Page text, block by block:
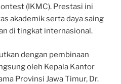
(IKMC). Prestasi ini
akademik serta daya saing
di tingkat internasional.
dengan pembinaan
oleh Kepala Kantor
Provinsi Jawa Timur, Dr.